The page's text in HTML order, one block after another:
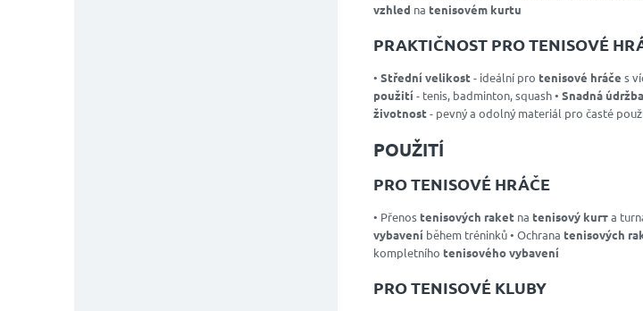
vzhled na tenisovém kurtu
PRAKTIČNOST PRO TENISOVÉ
• Střední velikost- ideální pro tenisové hráče s
použití - tenis, badminton, squash • Snadná údržba
životnost- pevný a odolný materiál pro časté
POUŽITÍ
PRO TENISOVÉ HRÁČE
• Přenostenisových raket na tenisový kurтa
vybavení během tréninků • Ochrana tenisových
kompletního tenisového vybavení
PRO TENISOVÉ KLUBY